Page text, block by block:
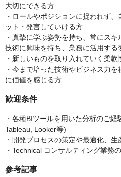
大切にできる方
・ロールやポジションに捉われず
ット・発言していける方
・真摯に学ぶ姿勢を持ち、常にス
技術に興味を持ち、業務に活用する
・新しいものを取り入れていく柔軟
・今まで培った技術やビジネス力
に価値を感じる方
歓迎条件
・各種BIツールを用いた分析のご
Tableau, Looker等)
・開発プロセスの策定や最適化、
・Technical コンサルティング業務
参考記事